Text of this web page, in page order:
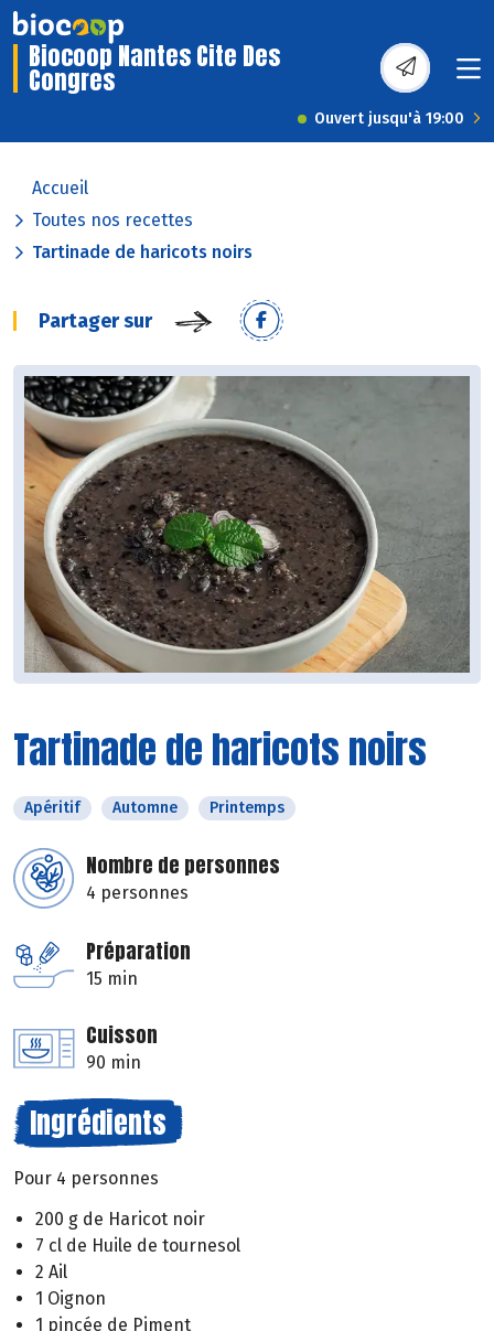
Biocoop Nantes Cite Des
Congres
Ouvert jusqu'à 19:00
Accueil
Toutes nos recettes
Tartinade de haricots noirs
Partager sur
Tartinade de haricots noirs
Apéritif Automne Printemps
Nombre de personnes
4 personnes
Préparation
15 min
Cuisson
90 min
Ingrédients
Pour 4 personnes
200 g de Haricot noir
7 cl de Huile de tournesol
2 Ail
1 Oignon
1 pincée de Piment